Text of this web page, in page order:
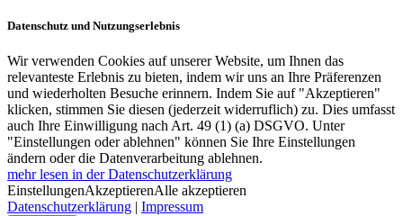
Datenschutz und Nutzungserlebnis
Wir verwenden Cookies auf unserer Website, um Ihnen das
relevanteste Erlebnis zu bieten, indem wir uns an Ihre Präferenzen
und wiederholten Besuche erinnern. Indem Sie auf "Akzeptieren"
klicken, stimmen Sie diesen (jederzeit widerruflich) zu. Dies umfasst
auch Ihre Einwilligung nach Art. 49 (1) (a) DSGVO. Unter
"Einstellungen oder ablehnen" können Sie Ihre Einstellungen
ändern oder die Datenverarbeitung ablehnen.
mehr lesen in der Datenschutzerklärung
EinstellungenAkzeptierenAlle akzeptieren
Datenschutzerklärung | Impressum